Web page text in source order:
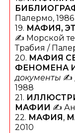
Палермо, 1986
19. МАФИЯ,
✍️ Морской
Трабия /
20. МАФИЯ
ФЕНОМЕНА
документы ✍️
1988
21.
МАФИИ ✍️
22. МАФИЯ ,
2010